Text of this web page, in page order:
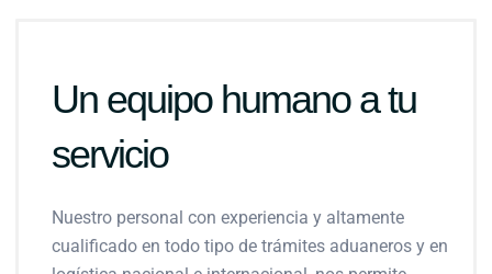
Un equipo humano a tu
servicio
Nuestro personal con experiencia y altamente
cualificado en todo tipo de trámites aduaneros y en